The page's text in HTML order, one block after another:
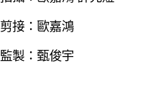
剪接：歐嘉鴻
監製：甄俊宇